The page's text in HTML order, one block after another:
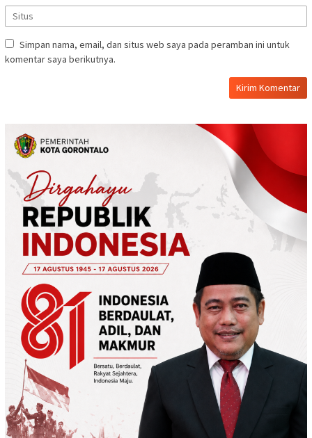
Simpan nama, email, dan situs web saya pada peramban ini untuk
komentar saya berikutnya.